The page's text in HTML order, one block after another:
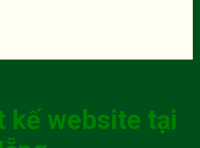
kế website tại